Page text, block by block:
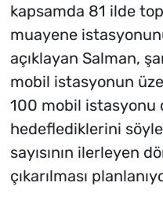
kapsamda 81 ilde
muayene
açıklayan Salman,
mobil istasyonun
100 mobil istasyonu
hedeflediklerini
sayısının ilerleyen
çıkarılması